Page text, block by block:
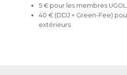
5 € pour les membres
40 € (DDJ + Green-Fee)
extérieurs